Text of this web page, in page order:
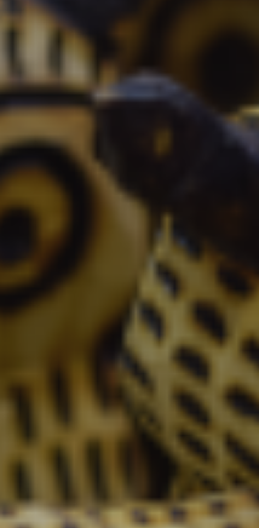
Sobre
Explore
Acervo
Projetos
Gestão do Arquivo Fidene
Buscar